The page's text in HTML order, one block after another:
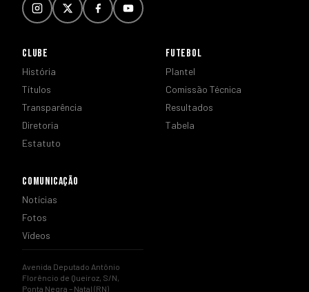
CLUBE
História
Títulos
Transparência
Diretoria
Estatuto
FUTEBOL
Plantel
Comissão Técnica
Resultados
Tabela
COMUNICAÇÃO
Notícias
Fotos
Vídeos
Avenida Deputado Antônio
Florêncio de Queiroz, S/N,
Ponta Negra – Natal (RN)